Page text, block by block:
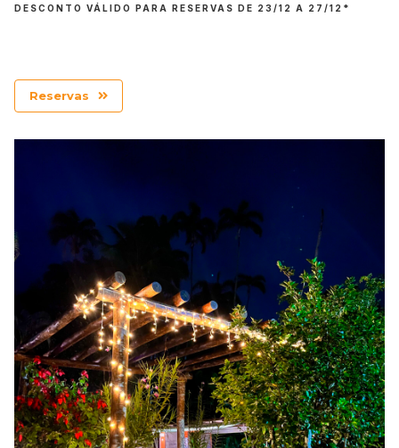
DESCONTO VÁLIDO PARA RESERVAS DE 23/12 A 27/12*
Reservas